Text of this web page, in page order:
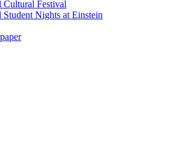
Cultural Festival
Student Nights at Einstein